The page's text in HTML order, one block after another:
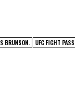
BRUNSON.
UFC FIGHT PASS